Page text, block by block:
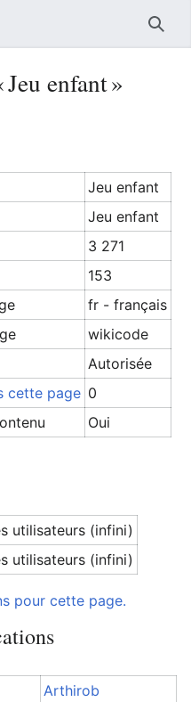
enfant »
Jeu enfant
Jeu enfant
3 271
153
fr - français
wikicode
Autorisée
cette page 0
Oui
utilisateurs (infini)
utilisateurs (infini)
pour cette page.
Arthirob